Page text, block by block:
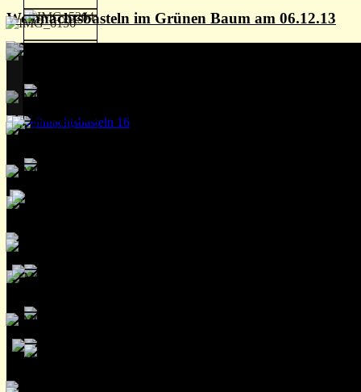
Weihnachtsbasteln im Grünen Baum am 06.12.13